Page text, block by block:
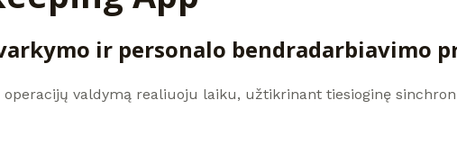
ir personalo bendradarbiavimo
valdymą realiuoju laiku, užtikrinant tiesioginę